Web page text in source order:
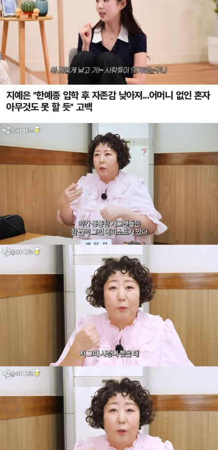
지예은 "한예종 입학 후 자존감 낮아져...어머니 없인 혼자
아무것도 못 할 듯" 고백